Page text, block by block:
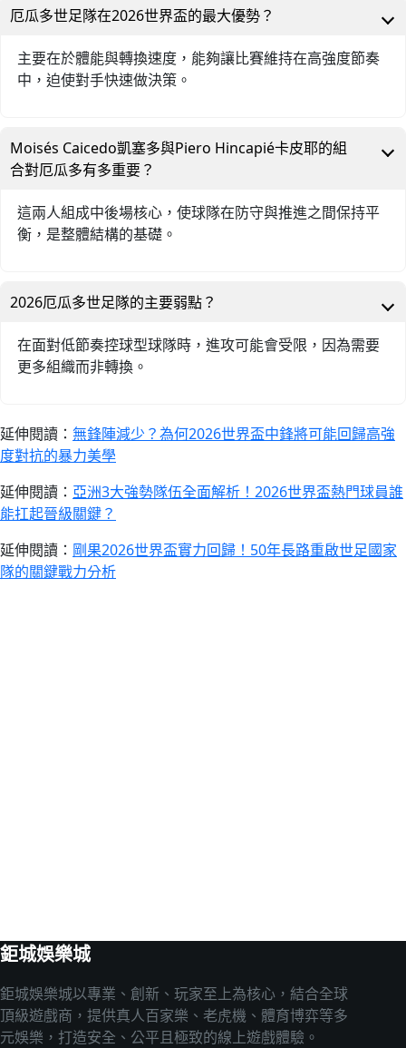
厄瓜多世足隊在2026世界盃的最大優勢？
主要在於體能與轉換速度，能夠讓比賽維持在高強度節奏
中，迫使對手快速做決策。
Moisés Caicedo凱塞多與Piero Hincapié卡皮耶的組
合對厄瓜多有多重要？
這兩人組成中後場核心，使球隊在防守與推進之間保持平
衡，是整體結構的基礎。
2026厄瓜多世足隊的主要弱點？
在面對低節奏控球型球隊時，進攻可能會受限，因為需要
更多組織而非轉換。
延伸閱讀： 無鋒陣減少？為何2026世界盃中鋒將可能回歸高強
度對抗的暴力美學
延伸閱讀： 亞洲3大強勢隊伍全面解析！2026世界盃熱門球員誰
能扛起晉級關鍵？
延伸閱讀： 剛果2026世界盃實力回歸！50年長路重啟世足國家
隊的關鍵戰力分析
鉅城娛樂城
鉅城娛樂城以專業、創新、玩家至上為核心，結合全球
頂級遊戲商，提供真人百家樂、老虎機、體育博弈等多
元娛樂，打造安全、公平且極致的線上遊戲體驗。